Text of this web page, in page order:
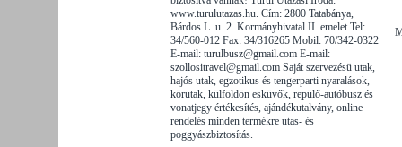
www.turulutazas.hu. Cím: 2800 Tatabánya,
Bárdos L. u. 2. Kormányhivatal II. emelet Tel:
34/560-012 Fax: 34/316265 Mobil: 70/342-0322
E-mail: turulbusz@gmail.com E-mail:
szollositravel@gmail.com Saját szervezésü utak,
hajós utak, egzotikus és tengerparti nyaralások,
körutak, külföldön esküvők, repülő-autóbusz és
vonatjegy értékesítés, ajándékutalvány, online
rendelés minden termékre utas- és
poggyászbiztosítás.